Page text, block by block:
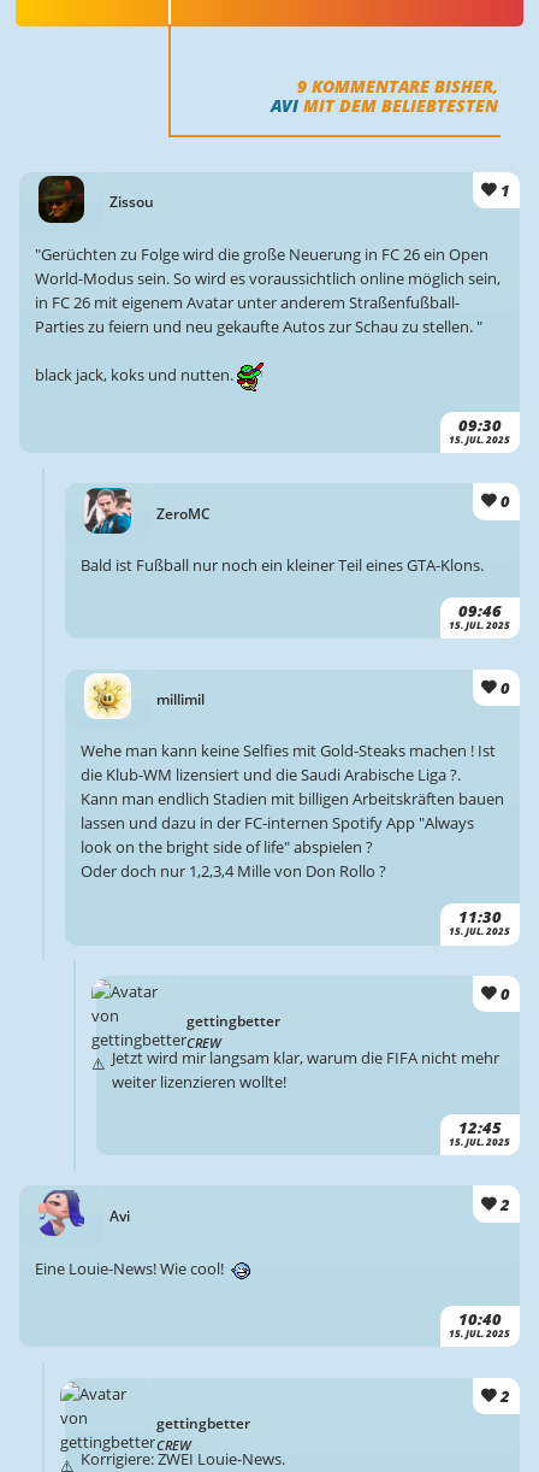
9 KOMMENTARE BISHER,
AVI MIT DEM BELIEBTESTEN
Zissou
1
09:30
15. JUL. 2025
"Gerüchten zu Folge wird die große Neuerung in FC 26 ein Open
World-Modus sein. So wird es voraussichtlich online möglich sein,
in FC 26 mit eigenem Avatar unter anderem Straßenfußball-
Parties zu feiern und neu gekaufte Autos zur Schau zu stellen. "
black jack, koks und nutten.
ZeroMC
0
09:46
15. JUL. 2025
Bald ist Fußball nur noch ein kleiner Teil eines GTA-Klons.
millimil
0
11:30
15. JUL. 2025
Wehe man kann keine Selfies mit Gold-Steaks machen ! Ist
die Klub-WM lizensiert und die Saudi Arabische Liga ?.
Kann man endlich Stadien mit billigen Arbeitskräften bauen
lassen und dazu in der FC-internen Spotify App "Always
look on the bright side of life" abspielen ?
Oder doch nur 1,2,3,4 Mille von Don Rollo ?
gettingbetter
CREW
0
12:45
15. JUL. 2025
Jetzt wird mir langsam klar, warum die FIFA nicht mehr
weiter lizenzieren wollte!
Avi
2
10:40
15. JUL. 2025
Eine Louie-News! Wie cool!
gettingbetter
CREW
2
Korrigiere: ZWEI Louie-News.